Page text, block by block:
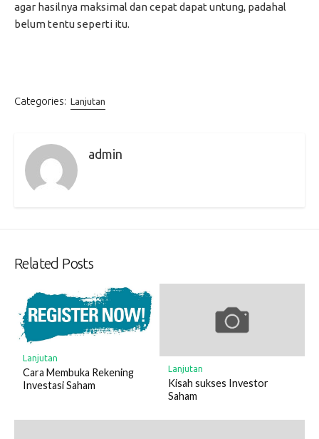
agar hasilnya maksimal dan cepat dapat untung, padahal
belum tentu seperti itu.
Categories: Lanjutan
admin
Related Posts
Lanjutan
Cara Membuka Rekening
Investasi Saham
Lanjutan
Kisah sukses Investor
Saham